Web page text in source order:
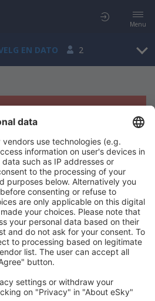
Menu
EN DATO 2
ingen resultater
rettigheter forbeholdt.